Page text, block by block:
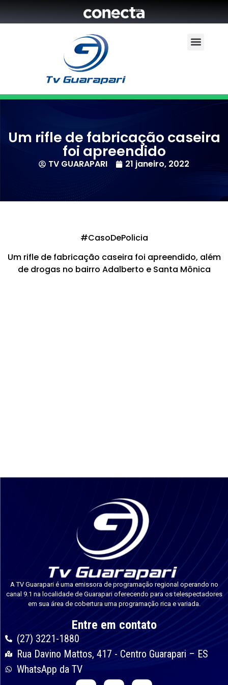
Um rifle de fabricação caseira
foi apreendido
TV GUARAPARI 21 janeiro, 2022
#CasoDePolicia
Um rifle de fabricação caseira foi apreendido, além
de drogas no bairro Adalberto e Santa Mônica
A TV Guarapari é uma emissora de programação regional operando no
canal 9.1 na localidade de Guarapari oferecendo para os telespectadores
em sua área de cobertura uma programação rica e variada.
Entre em contato
(27) 3221-1880
Rua Davino Mattos, 417 - Centro Guarapari – ES
WhatsApp da TV